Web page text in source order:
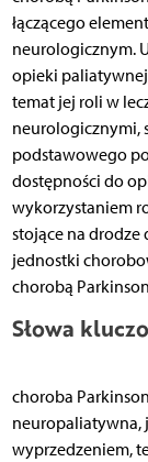
łączącego
neurologicznym.
opieki
temat jej roli w
neurologicznymi,
podstawowego
dostępności do
wykorzystaniem
stojące na drodze
jednostki
chorobą
Słowa
choroba
neuropaliatywna,
wyprzedzeniem,